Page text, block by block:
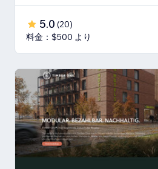
5.0 (20)
料金：$500 より